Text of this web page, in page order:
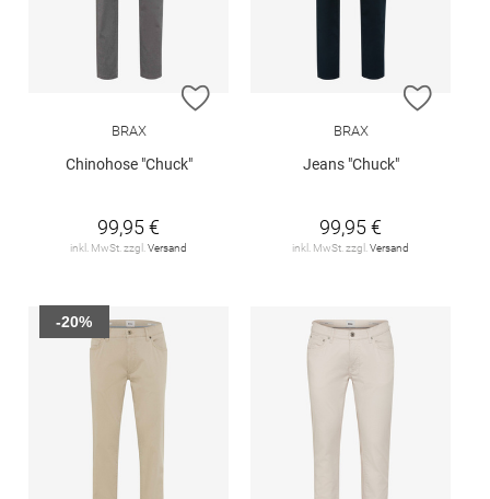
ZUR WUNSCHLISTE HINZUFÜGEN
BRAX
Chinohose "Chuck"
99,95 €
inkl. MwSt. zzgl. Versand
ZUR
BRAX
Jeans "Chuck"
99,95 €
inkl. MwSt. zzgl. Versand
-20%